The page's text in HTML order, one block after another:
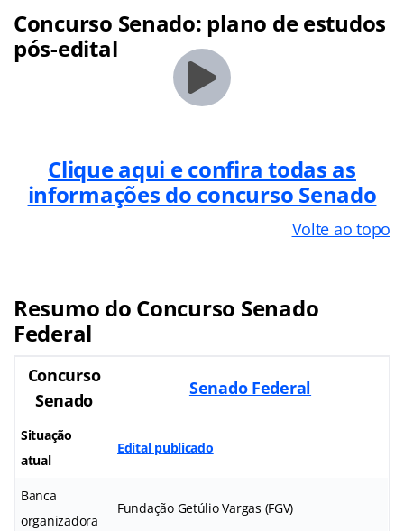
Concurso Senado: plano de estudos
pós-edital
Clique aqui e confira todas as
informações do concurso Senado
Volte ao topo
Resumo do Concurso Senado
Federal
Concurso
Senado
Senado Federal
Situação
atual
Edital publicado
Banca
organizadora
Fundação Getúlio Vargas (FGV)